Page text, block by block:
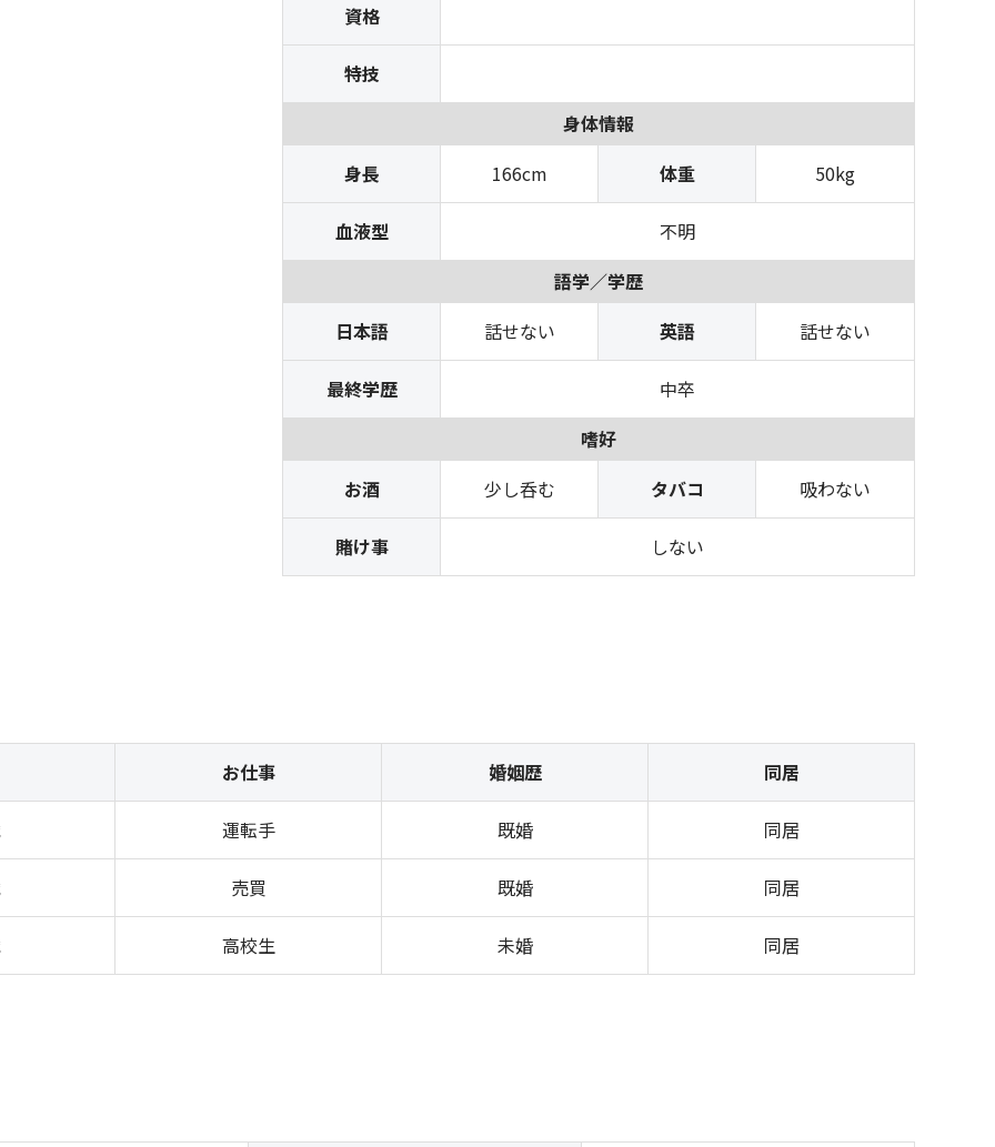
資格
特技
身体情報
身長
166cm 体重 50kg
血液型
不明
語学／学歴
日本語
話せない 英語 話せない
最終学歴
中卒
嗜好
お酒
少し呑む タバコ 吸わない
賭け事 しない
お仕事 婚姻歴 同居
運転手 既婚 同居
売買 既婚 同居
高校生 未婚 同居